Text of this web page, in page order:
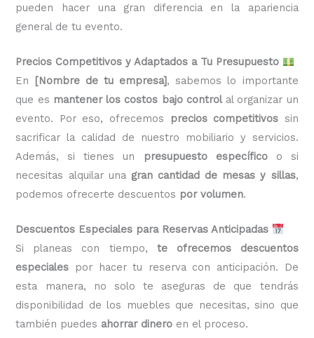
pueden hacer una gran diferencia en la apariencia
general de tu evento.
Precios Competitivos y Adaptados a Tu Presupuesto
En [Nombre de tu empresa], sabemos lo importante
que es mantener los costos bajo controlal organizar un
evento. Por eso, ofrecemos
precios competitivos sin
sacrificar la calidad de nuestro mobiliario y servicios.
Además, si tienes un
presupuesto específicoo si
necesitas alquilar una gran cantidad de mesas y sillas,
podemos ofrecerte descuentos por volumen.
Descuentos Especiales para Reservas Anticipadas
Si planeas con tiempo, te ofrecemos descuentos
especiales por hacer tu reserva con anticipación. De
esta manera, no solo te aseguras de que tendrás
disponibilidad de los muebles que necesitas, sino que
también puedes ahorrar dinero en el proceso.